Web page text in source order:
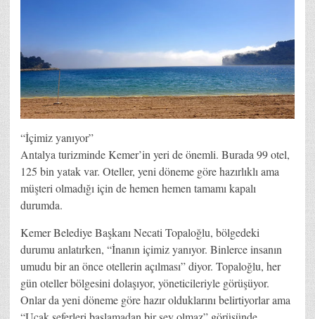
“İçimiz yanıyor”
Antalya turizminde Kemer’in yeri de önemli. Burada 99 otel,
125 bin yatak var. Oteller, yeni döneme göre hazırlıklı ama
müşteri olmadığı için de hemen hemen tamamı kapalı
durumda.
Kemer Belediye Başkanı Necati Topaloğlu, bölgedeki
durumu anlatırken, “İnanın içimiz yanıyor. Binlerce insanın
umudu bir an önce otellerin açılması” diyor. Topaloğlu, her
gün oteller bölgesini dolaşıyor, yöneticileriyle görüşüyor.
Onlar da yeni döneme göre hazır olduklarını belirtiyorlar ama